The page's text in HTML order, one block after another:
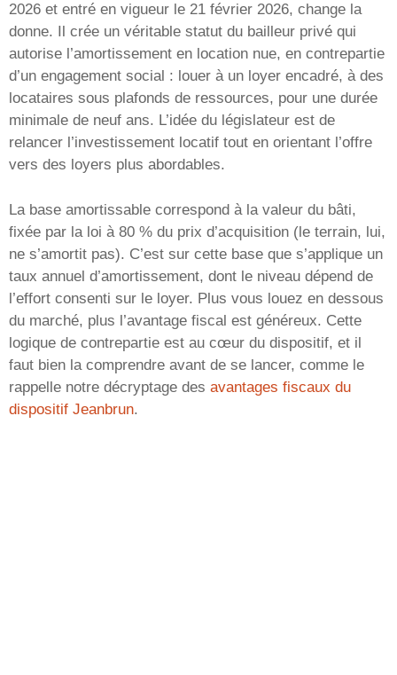
2026 et entré en vigueur le 21 février 2026, change la
donne. Il crée un véritable statut du bailleur privé qui
autorise l’amortissement en location nue, en contrepartie
d’un engagement social : louer à un loyer encadré, à des
locataires sous plafonds de ressources, pour une durée
minimale de neuf ans. L’idée du législateur est de
relancer l’investissement locatif tout en orientant l’offre
vers des loyers plus abordables.
La base amortissable correspond à la valeur du bâti,
fixée par la loi à 80 % du prix d’acquisition (le terrain, lui,
ne s’amortit pas). C’est sur cette base que s’applique un
taux annuel d’amortissement, dont le niveau dépend de
l’effort consenti sur le loyer. Plus vous louez en dessous
du marché, plus l’avantage fiscal est généreux. Cette
logique de contrepartie est au cœur du dispositif, et il
faut bien la comprendre avant de se lancer, comme le
rappelle notre décryptage des avantages fiscaux du
dispositif Jeanbrun.